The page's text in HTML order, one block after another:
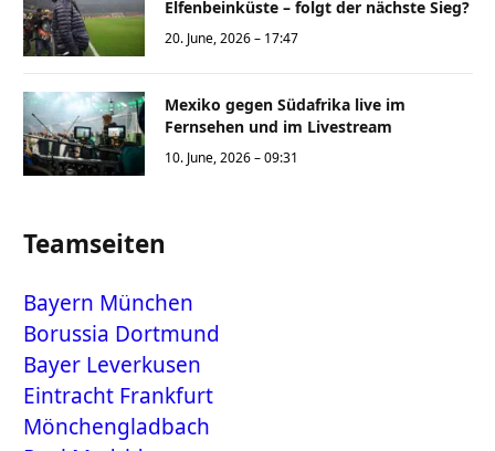
Elfenbeinküste – folgt der nächste Sieg?
20. June, 2026 – 17:47
Mexiko gegen Südafrika live im
Fernsehen und im Livestream
10. June, 2026 – 09:31
Teamseiten
Bayern München
Borussia Dortmund
Bayer Leverkusen
Eintracht Frankfurt
Mönchengladbach